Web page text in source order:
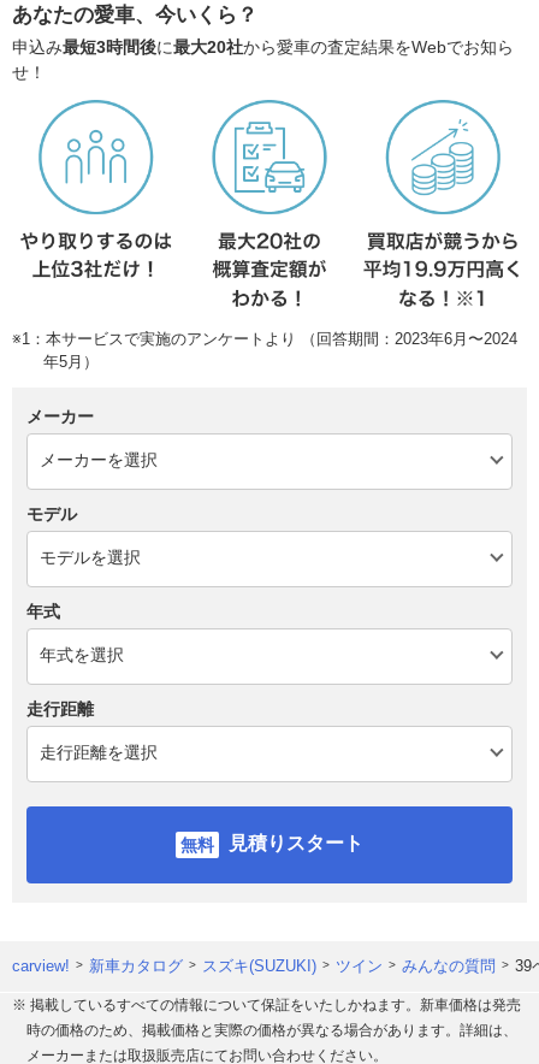
あなたの愛車、今いくら？
申込み最短3時間後に最大20社から愛車の査定結果をWebでお知ら
せ！
※1：本サービスで実施のアンケートより （回答期間：2023年6月〜2024
年5月）
メーカー
モデル
年式
走行距離
見積りスタート
carview! 新車カタログ スズキ(SUZUKI) ツイン みんなの質問 39
※ 掲載しているすべての情報について保証をいたしかねます。新車価格は発売
時の価格のため、掲載価格と実際の価格が異なる場合があります。詳細は、
メーカーまたは取扱販売店にてお問い合わせください。